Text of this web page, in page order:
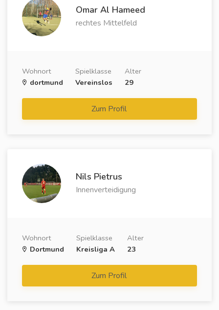
Omar Al Hameed
rechtes Mittelfeld
Wohnort
dortmund
Spielklasse
Vereinslos
Alter
29
Zum Profil
Nils Pietrus
Innenverteidigung
Wohnort
Dortmund
Spielklasse
Kreisliga A
Alter
23
Zum Profil